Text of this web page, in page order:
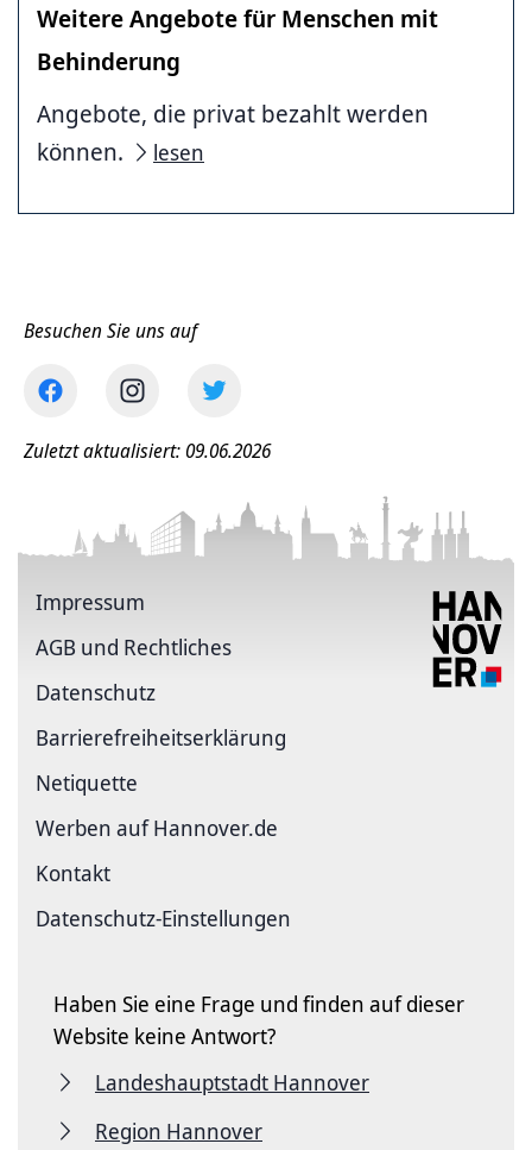
Weitere Angebote für Menschen mit
Behinderung
Angebote, die privat bezahlt werden
können.
lesen
Besuchen Sie uns auf
Zuletzt aktualisiert: 09.06.2026
Impressum
AGB und Rechtliches
Datenschutz
Barriere­freiheits­erklärung
Netiquette
Werben auf Hannover.de
Kontakt
Datenschutz-Einstellungen
Haben Sie eine Frage und finden auf dieser
Website keine Antwort?
Landeshauptstadt Hannover
Region Hannover